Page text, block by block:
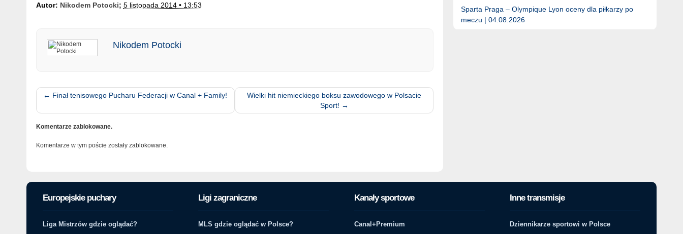
Autor: Nikodem Potocki; 5 listopada 2014 • 13:53
Nikodem Potocki
← Finał tenisowego Pucharu Federacji w Canal + Family!
Wielki hit niemieckiego boksu zawodowego w Polsacie
Sport! →
Komentarze zablokowane.
Komentarze w tym poście zostały zablokowane.
Sparta Praga – Olympique Lyon oceny dla piłkarzy po
meczu | 04.08.2026
Europejskie puchary
Liga Mistrzów gdzie oglądać?
Ligi zagraniczne
MLS gdzie oglądać w Polsce?
Kanały sportowe
Canal+Premium
Inne transmisje
Dziennikarze sportowi w Polsce